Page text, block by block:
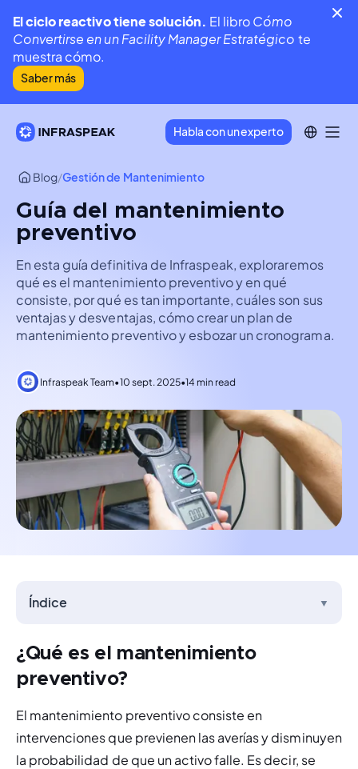
El ciclo reactivo tiene solución. El libroCómo
Convertirse en un Facility Manager Estratégico te
muestra cómo.
Saber más
Habla con un experto
Blog/Gestión de Mantenimiento
Guía del mantenimiento
preventivo
En esta guía definitiva de Infraspeak, exploraremos
qué es el mantenimiento preventivo y en qué
consiste, por qué es tan importante, cuáles son sus
ventajas y desventajas, cómo crear un plan de
mantenimiento preventivo y esbozar un cronograma.
Infraspeak Team•10 sept. 2025•14 min read
Índice ▼
¿Qué es el mantenimiento
preventivo?
El mantenimiento preventivo consiste en
intervenciones que previenen las averías y disminuyen
la probabilidad de que un activo falle. Es decir, se